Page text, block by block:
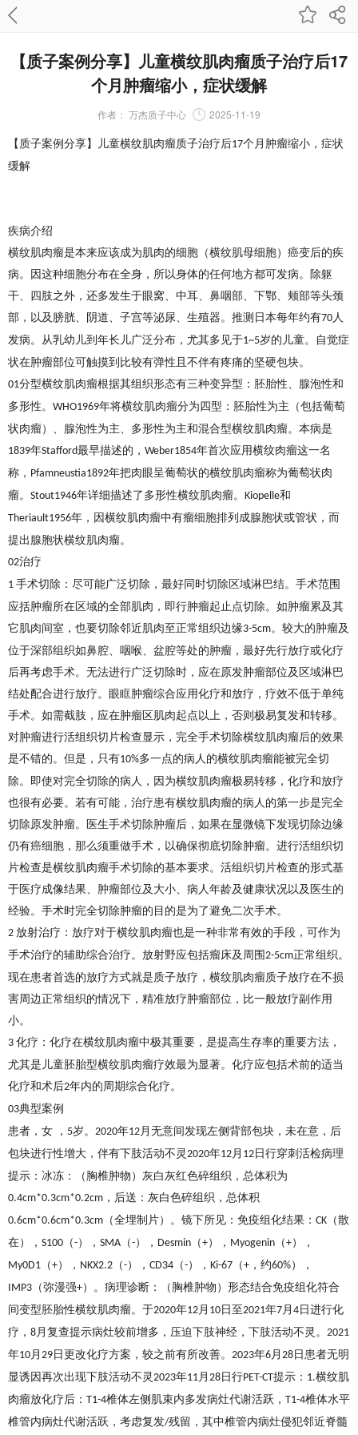
【质子案例分享】儿童横纹肌肉瘤质子治疗后17
个月肿瘤缩小，症状缓解
作者： 万杰质子中心 2025-11-19
【质子案例分享】儿童横纹肌肉瘤质子治疗后17个月肿瘤缩小，症状
缓解
疾病介绍
横纹肌肉瘤是本来应该成为肌肉的细胞（横纹肌母细胞）癌变后的疾
病。因这种细胞分布在全身，所以身体的任何地方都可发病。除躯
干、四肢之外，还多发生于眼窝、中耳、鼻咽部、下鄂、颊部等头颈
部，以及膀胱、阴道、子宫等泌尿、生殖器。推测日本每年约有70人
发病。从乳幼儿到年长儿广泛分布，尤其多见于1~5岁的儿童。自觉症
状在肿瘤部位可触摸到比较有弹性且不伴有疼痛的坚硬包块。
01分型横纹肌肉瘤根据其组织形态有三种变异型：胚胎性、腺泡性和
多形性。 WHO1969年将横纹肌肉瘤分为四型：胚胎性为主（包括葡萄
状肉瘤）、腺泡性为主、多形性为主和混合型横纹肌肉瘤。本病是
1839年Stafford最早描述的， Weber1854年首次应用横纹肉瘤这一名
称， Pfamneustia1892年把肉眼呈葡萄状的横纹肌肉瘤称为葡萄状肉
瘤。 Stout1946年详细描述了多形性横纹肌肉瘤。 Kiopelle和
Theriault1956年，因横纹肌肉瘤中有瘤细胞排列成腺胞状或管状，而
提出腺胞状横纹肌肉瘤。
02治疗
1 手术切除：尽可能广泛切除，最好同时切除区域淋巴结。手术范围
应括肿瘤所在区域的全部肌肉，即行肿瘤起止点切除。如肿瘤累及其
它肌肉间室，也要切除邻近肌肉至正常组织边缘3-5cm。较大的肿瘤及
位于深部组织如鼻腔、咽喉、盆腔等处的肿瘤，最好先行放疗或化疗
后再考虑手术。无法进行广泛切除时，应在原发肿瘤部位及区域淋巴
结处配合进行放疗。眼眶肿瘤综合应用化疗和放疗，疗效不低于单纯
手术。如需截肢，应在肿瘤区肌肉起点以上，否则极易复发和转移。
对肿瘤进行活组织切片检查显示，完全手术切除横纹肌肉瘤后的效果
是不错的。但是，只有10%多一点的病人的横纹肌肉瘤能被完全切
除。即使对完全切除的病人，因为横纹肌肉瘤极易转移，化疗和放疗
也很有必要。若有可能，治疗患有横纹肌肉瘤的病人的第一步是完全
切除原发肿瘤。医生手术切除肿瘤后，如果在显微镜下发现切除边缘
仍有癌细胞，那么须重做手术，以确保彻底切除肿瘤。进行活组织切
片检查是横纹肌肉瘤手术切除的基本要求。活组织切片检查的形式基
于医疗成像结果、肿瘤部位及大小、病人年龄及健康状况以及医生的
经验。手术时完全切除肿瘤的目的是为了避免二次手术。
2 放射治疗：放疗对于横纹肌肉瘤也是一种非常有效的手段，可作为
手术治疗的辅助综合治疗。放射野应包括瘤床及周围 2-5cm正常组织。
现在患者首选的放疗方式就是质子放疗，横纹肌肉瘤质子放疗在不损
害周边正常组织的情况下，精准放疗肿瘤部位，比一般放疗副作用
小。
3 化疗：化疗在横纹肌肉瘤中极其重要，是提高生存率的重要方法，
尤其是儿童胚胎型横纹肌肉瘤疗效最为显著。化疗应包括术前的适当
化疗和术后2年内的周期综合化疗。
03典型案例
患者，女
， 5岁。 2020年12月无意间发现左侧背部包块，未在意，后
包块进行性增大，伴有下肢活动不灵2020年12月 12 日行穿刺活检病理
提示：冰冻：（胸椎肿物）灰白灰红色碎组织，总体积为
0.4cm*0.3cm*0.2cm ，后送：灰白色碎组织，总体积
0.6cm*0.6cm*0.3cm （全埋制片）。镜下所见：免疫组化结果： CK （散
在）， S100 （-）， SMA （-）， Desmin （+）， Myogenin （+），
My0D1 （+）， NKX2.2 （-）， CD34 （-）， Ki-67 （+ ，约60%），
IMP3 （弥漫强+）。病理诊断：（胸椎肿物）形态结合免疫组化符合
间变型胚胎性横纹肌肉瘤。于2020年12月 10 日至2021年7月 4 日进行化
疗， 8月复查提示病灶较前增多，压迫下肢神经，下肢活动不灵。 2021
年10月 29 日更改化疗方案，较之前有所改善。 2023年6月 28 日患者无明
显诱因再次出现下肢活动不灵2023年11月 28 日行PET-CT提示： 1.横纹肌
肉瘤放化疗后： T1-4椎体左侧肌束内多发病灶代谢活跃， T1-4椎体水平
椎管内病灶代谢活跃，考虑复发/残留，其中椎管内病灶侵犯邻近脊髓